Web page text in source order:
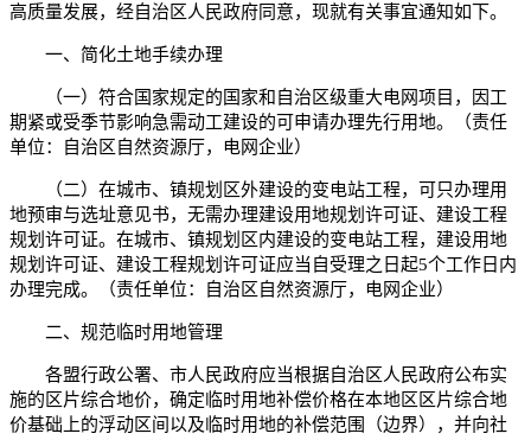
高质量发展，经自治区人民政府同意，现就有关事宜通知如下。
一、简化土地手续办理
（一）符合国家规定的国家和自治区级重大电网项目，因工
期紧或受季节影响急需动工建设的可申请办理先行用地。（责任
单位：自治区自然资源厅，电网企业）
（二）在城市、镇规划区外建设的变电站工程，可只办理用
地预审与选址意见书，无需办理建设用地规划许可证、建设工程
规划许可证。在城市、镇规划区内建设的变电站工程，建设用地
规划许可证、建设工程规划许可证应当自受理之日起5个工作日内
办理完成。（责任单位：自治区自然资源厅，电网企业）
二、规范临时用地管理
各盟行政公署、市人民政府应当根据自治区人民政府公布实
施的区片综合地价，确定临时用地补偿价格在本地区区片综合地
价基础上的浮动区间以及临时用地的补偿范围（边界），并向社